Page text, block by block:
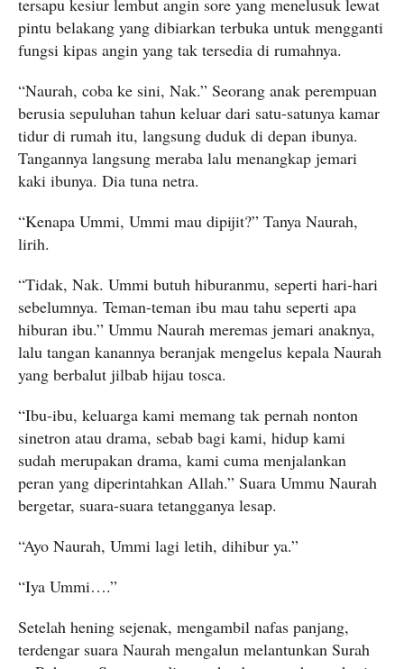
tersapu kesiur lembut angin sore yang menelusuk lewat
pintu belakang yang dibiarkan terbuka untuk mengganti
fungsi kipas angin yang tak tersedia di rumahnya.
“Naurah, coba ke sini, Nak.” Seorang anak perempuan
berusia sepuluhan tahun keluar dari satu-satunya kamar
tidur di rumah itu, langsung duduk di depan ibunya.
Tangannya langsung meraba lalu menangkap jemari
kaki ibunya. Dia tuna netra.
“Kenapa Ummi, Ummi mau dipijit?” Tanya Naurah,
lirih.
“Tidak, Nak. Ummi butuh hiburanmu, seperti hari-hari
sebelumnya. Teman-teman ibu mau tahu seperti apa
hiburan ibu.” Ummu Naurah meremas jemari anaknya,
lalu tangan kanannya beranjak mengelus kepala Naurah
yang berbalut jilbab hijau tosca.
“Ibu-ibu, keluarga kami memang tak pernah nonton
sinetron atau drama, sebab bagi kami, hidup kami
sudah merupakan drama, kami cuma menjalankan
peran yang diperintahkan Allah.” Suara Ummu Naurah
bergetar, suara-suara tetangganya lesap.
“Ayo Naurah, Ummi lagi letih, dihibur ya.”
“Iya Ummi….”
Setelah hening sejenak, mengambil nafas panjang,
terdengar suara Naurah mengalun melantunkan Surah